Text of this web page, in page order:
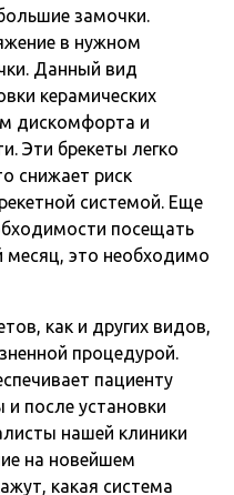
замочки.
в нужном
Данный вид
керамических
дискомфорта и
Эти брекеты легко
снижает риск
системой. Еще
посещать
месяц, это необходимо
как и других видов,
процедурой.
пациенту
после установки
нашей клиники
на новейшем
какая система